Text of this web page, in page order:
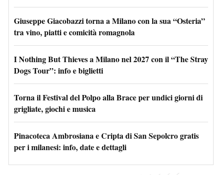
Giuseppe Giacobazzi torna a Milano con la sua “Osteria”
tra vino, piatti e comicità romagnola
I Nothing But Thieves a Milano nel 2027 con il “The Stray
Dogs Tour”: info e biglietti
Torna il Festival del Polpo alla Brace per undici giorni di
grigliate, giochi e musica
Pinacoteca Ambrosiana e Cripta di San Sepolcro gratis
per i milanesi: info, date e dettagli